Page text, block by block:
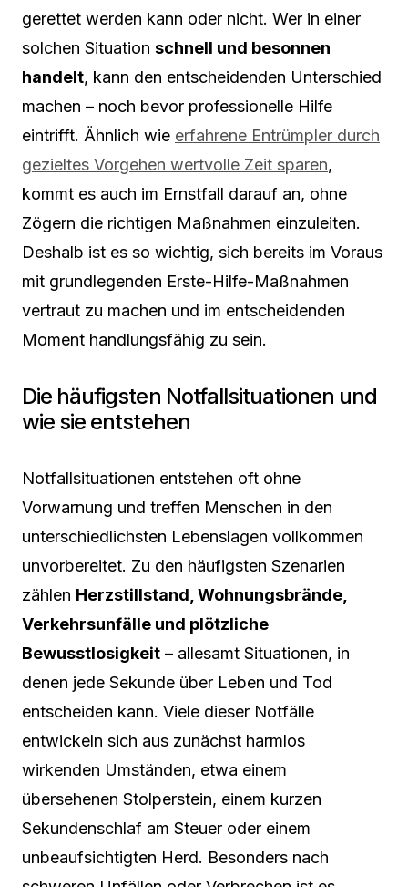
gerettet werden kann oder nicht. Wer in einer
solchen Situation schnell und besonnen
handelt, kann den entscheidenden Unterschied
machen – noch bevor professionelle Hilfe
eintrifft. Ähnlich wie erfahrene Entrümpler durch
gezieltes Vorgehen wertvolle Zeit sparen,
kommt es auch im Ernstfall darauf an, ohne
Zögern die richtigen Maßnahmen einzuleiten.
Deshalb ist es so wichtig, sich bereits im Voraus
mit grundlegenden Erste-Hilfe-Maßnahmen
vertraut zu machen und im entscheidenden
Moment handlungsfähig zu sein.
Die häufigsten Notfallsituationen und
wie sie entstehen
Notfallsituationen entstehen oft ohne
Vorwarnung und treffen Menschen in den
unterschiedlichsten Lebenslagen vollkommen
unvorbereitet. Zu den häufigsten Szenarien
zählen Herzstillstand, Wohnungsbrände,
Verkehrsunfälle und plötzliche
Bewusstlosigkeit – allesamt Situationen, in
denen jede Sekunde über Leben und Tod
entscheiden kann. Viele dieser Notfälle
entwickeln sich aus zunächst harmlos
wirkenden Umständen, etwa einem
übersehenen Stolperstein, einem kurzen
Sekundenschlaf am Steuer oder einem
unbeaufsichtigten Herd. Besonders nach